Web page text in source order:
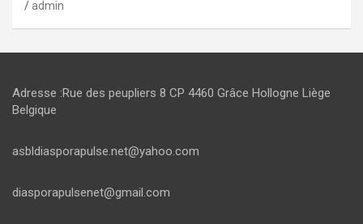
admin
Adresse :Rue des peupliers 8 CP 4460 Grâce Hollogne Liège
Belgique
asbldiasporapulse.net@yahoo.com
diasporapulsenet@gmail.com